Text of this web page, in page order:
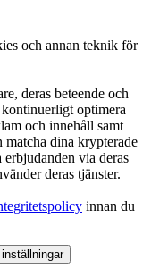
och annan teknik för
deras beteende och
optimera
och innehåll samt
matcha dina krypterade
via deras
deras tjänster.
innan du